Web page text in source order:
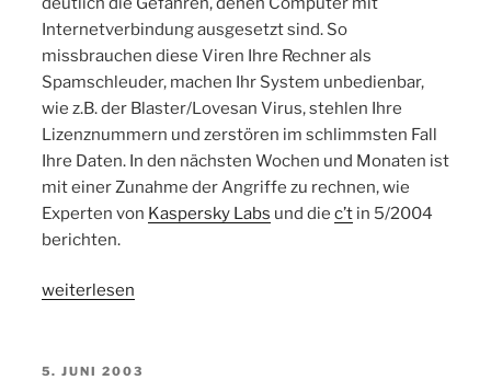
and
7z“
Internetverbindung ausgesetzt sind. So
missbrauchen diese Viren Ihre Rechner als
Spamschleuder, machen Ihr System unbedienbar,
wie z.B. der Blaster/Lovesan Virus, stehlen Ihre
Lizenznummern und zerstören im schlimmsten Fall
Ihre Daten. In den nächsten Wochen und Monaten ist
mit einer Zunahme der Angriffe zu rechnen, wie
Experten von Kaspersky Labs und die c’tin 5/2004
berichten.
„Viren
Internet“
weiterlesen
VERÖFFENTLICHT
5. JUNI 2003